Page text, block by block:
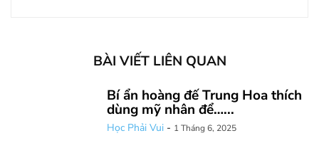
BÀI VIẾT LIÊN QUAN
Bí ẩn hoàng đế Trung Hoa thích
dùng mỹ nhân để…...
Học Phải Vui - 1 Tháng 6, 2025